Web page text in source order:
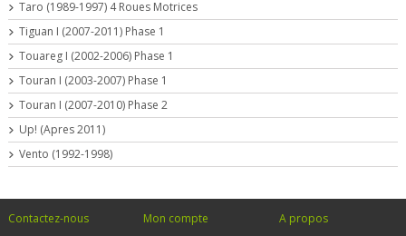
Taro (1989-1997) 4 Roues Motrices
Tiguan I (2007-2011) Phase 1
Touareg I (2002-2006) Phase 1
Touran I (2003-2007) Phase 1
Touran I (2007-2010) Phase 2
Up! (Apres 2011)
Vento (1992-1998)
Contactez-nous Mon compte A propos